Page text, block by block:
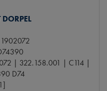
DORPEL
1902072
| 322.158.001 | C114 |
D74